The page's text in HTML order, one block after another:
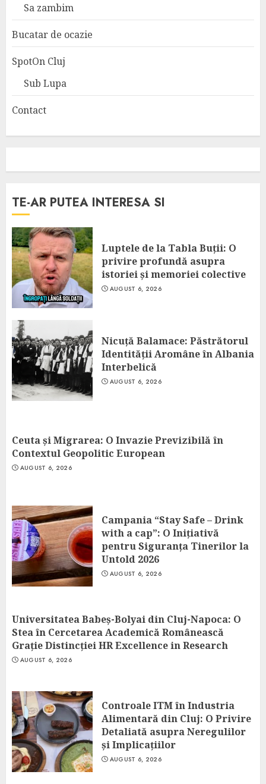
Sa zambim
Bucatar de ocazie
SpotOn Cluj
Sub Lupa
Contact
TE-AR PUTEA INTERESA SI
Luptele de la Tabla Buții: O
privire profundă asupra
istoriei și memoriei colective
AUGUST 6, 2026
Nicuță Balamace: Păstrătorul
Identității Aromâne în Albania
Interbelică
AUGUST 6, 2026
Ceuta și Migrarea: O Invazie Previzibilă în
Contextul Geopolitic European
AUGUST 6, 2026
Campania “Stay Safe – Drink
with a cap”: O Inițiativă
pentru Siguranța Tinerilor la
Untold 2026
AUGUST 6, 2026
Universitatea Babeș-Bolyai din Cluj-Napoca: O
Stea în Cercetarea Academică Românească
Grație Distincției HR Excellence in Research
AUGUST 6, 2026
Controale ITM în Industria
Alimentară din Cluj: O Privire
Detaliată asupra Neregulilor
și Implicațiilor
AUGUST 6, 2026